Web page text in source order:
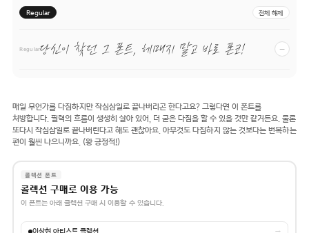
Regular 전체 해제
Regular당신이 찾던 그 폰트, 헤매지 말고 바로 폰코! −
매일 무언가를 다짐하지만 작심삼일로 끝나버리곤 한다고요? 그렇다면 이 폰트를
처방합니다. 필력의 흐름이 생생히 살아 있어, 더 굳은 다짐을 할 수 있을 것만 같거든요. 물론
또다시 작심삼일로 끝나버린다고 해도 괜찮아요. 아무것도 다짐하지 않는 것보다는 번복하는
편이 훨씬 나으니까요. (왕 긍정적!)
콜렉션 폰트
콜렉션 구매로 이용 가능
이 폰트는 아래 콜렉션 구매 시 이용할 수 있습니다.
이상현 아티스트 콜렉션 →